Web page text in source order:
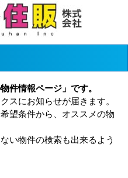
件情報ページ」です。
スにお知らせが届きます。
望条件から、オススメの物
い物件の検索も出来るよう